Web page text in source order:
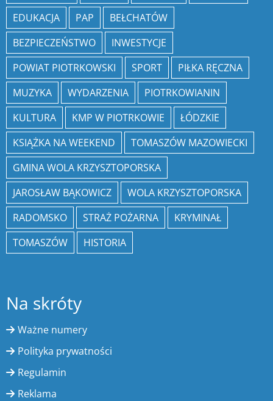
EDUKACJA
PAP
BEŁCHATÓW
BEZPIECZEŃSTWO
INWESTYCJE
POWIAT PIOTRKOWSKI
SPORT
PIŁKA RĘCZNA
MUZYKA
WYDARZENIA
PIOTRKOWIANIN
KULTURA
KMP W PIOTRKOWIE
ŁÓDZKIE
KSIĄŻKA NA WEEKEND
TOMASZÓW MAZOWIECKI
GMINA WOLA KRZYSZTOPORSKA
JAROSŁAW BĄKOWICZ
WOLA KRZYSZTOPORSKA
RADOMSKO
STRAŻ POŻARNA
KRYMINAŁ
TOMASZÓW
HISTORIA
Na skróty
Ważne numery
Polityka prywatności
Regulamin
Reklama